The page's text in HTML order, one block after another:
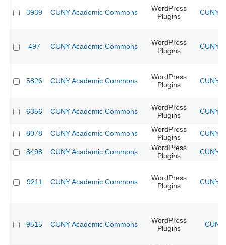
3939 CUNY Academic Commons
WordPress
Plugins
CUNY
497 CUNY Academic Commons
WordPress
Plugins
CUNY
5826 CUNY Academic Commons
WordPress
Plugins
CUNY
6356 CUNY Academic Commons
WordPress
Plugins
CUNY
8078 CUNY Academic Commons
WordPress
Plugins
CUNY
8498 CUNY Academic Commons
WordPress
Plugins
CUNY
9211 CUNY Academic Commons
WordPress
Plugins
CUNY
9515 CUNY Academic Commons
WordPress
Plugins